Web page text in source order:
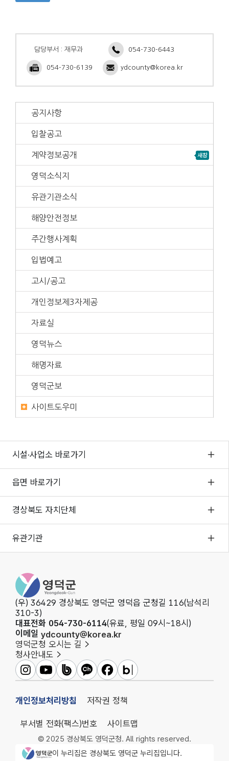
담당부서 : 재무과 054-730-6443
054-730-6139 ydcounty@korea.kr
공지사항
입찰공고
계약정보공개
영덕소식지
유관기관소식
해양안전정보
주간행사계획
입법예고
고시/공고
개인정보제3자제공
자료실
영덕뉴스
해명자료
영덕군보
사이트도우미
시설·사업소 바로가기
읍면 바로가기
경상북도 자치단체
유관기관
영덕군청
(우) 36429 경상북도 영덕군 영덕읍 군청길 116(남석리
310-3)
대표전화 054-730-6114(유료, 평일 09시~18시)
이메일 ydcounty@korea.kr
영덕군청 오시는 길
청사안내도
영덕군인스타그램
영덕군유튜브영덕군밴드영덕군카카오채널
영덕군페이스북
영덕군블로그
개인정보처리방침 저작권 정책
부서별 전화(팩스)번호 사이트맵
© 2025 경상북도 영덕군청. All rights reserved.
영덕군청 로고이 누리집은 경상북도 영덕군 누리집입니다.